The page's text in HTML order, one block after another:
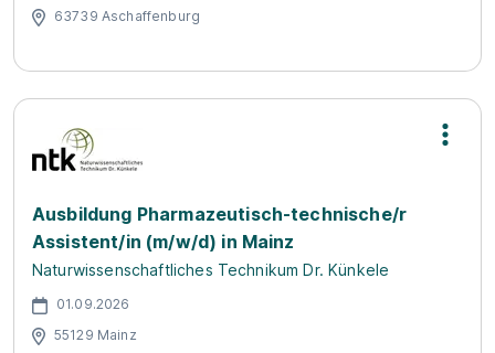
63739 Aschaffenburg
Ausbildung Pharmazeutisch-technische/r
Assistent/in (m/w/d) in Mainz
Naturwissenschaftliches Technikum Dr. Künkele
01.09.2026
55129 Mainz